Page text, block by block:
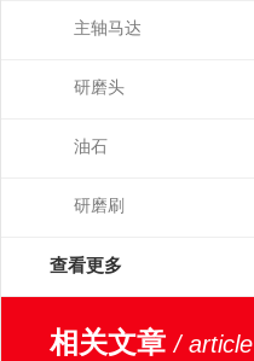
主轴马达
研磨头
油石
研磨刷
查看更多
相关文章/ article